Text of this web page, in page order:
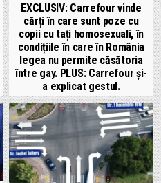
EXCLUSIV: Carrefour vinde
cărți în care sunt poze cu
copii cu tați homosexuali, în
condițiile în care în România
legea nu permite căsătoria
între gay. PLUS: Carrefour și-
a explicat gestul.